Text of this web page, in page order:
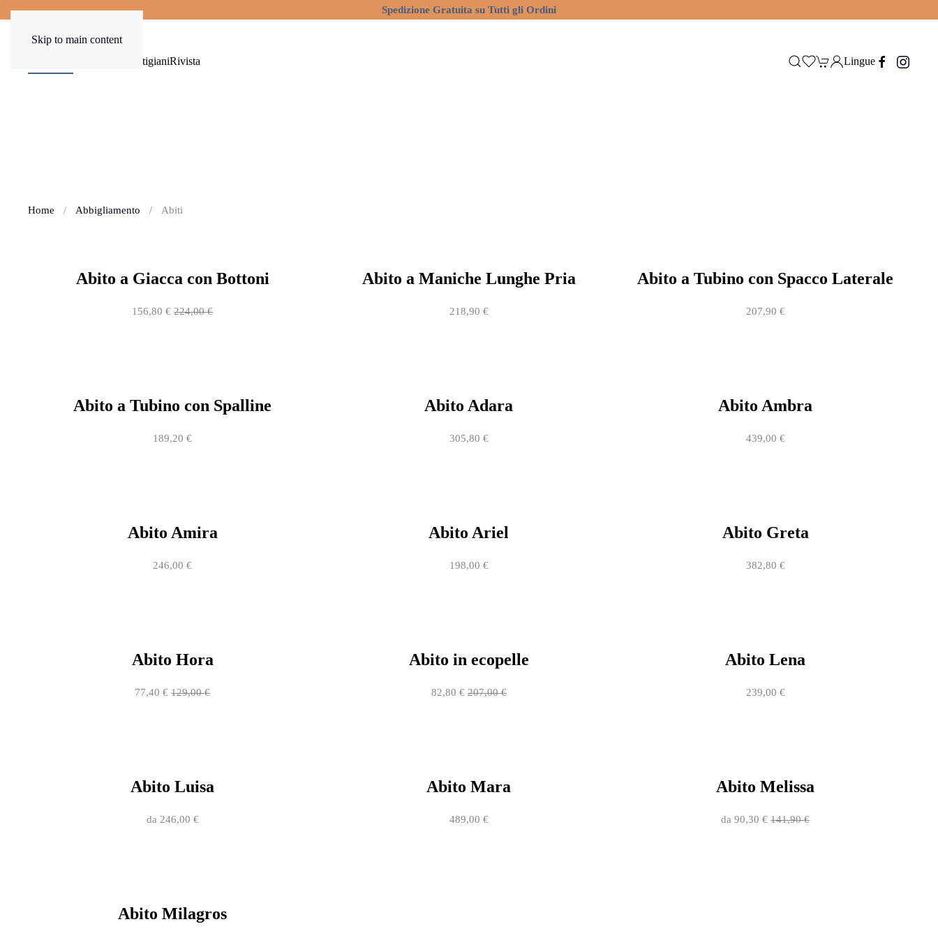
Skip to main content
Spedizione Gratuita su Tutti gli Ordini
ArtigianiRivista Lingue
Home Abbigliamento Abiti
Abito a Giacca con Bottoni
156,80€ 224,00€
Abito a Maniche Lunghe Pria
218,90 €
Abito a Tubino con Spacco Laterale
207,90 €
Abito a Tubino con Spalline
189,20€
Abito Adara
305,80 €
Abito Ambra
439,00 €
Abito Amira
246,00€
Abito Ariel
198,00 €
Abito Greta
382,80 €
Abito Hora
77,40€ 129,00€
Abito in ecopelle
82,80 € 207,00€
Abito Lena
239,00 €
Abito Luisa
da 246,00 €
Abito Mara
489,00 €
Abito Melissa
da 90,30€ 141,90€
Abito Milagros